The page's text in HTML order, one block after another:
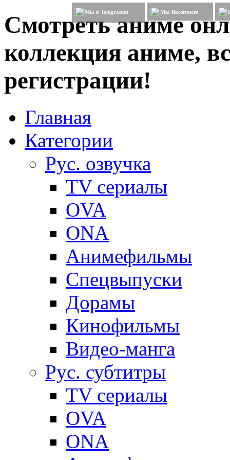
Смотреть аниме
коллекция аниме,
регистрации!
Мы в Telegramm Мы Вконтакте
Главная
Категории
Рус. озвучка
TV сериалы
OVA
ONA
Анимефильмы
Спецвыпуски
Дорамы
Кинофильмы
Видео-манга
Рус. субтитры
TV сериалы
OVA
ONA